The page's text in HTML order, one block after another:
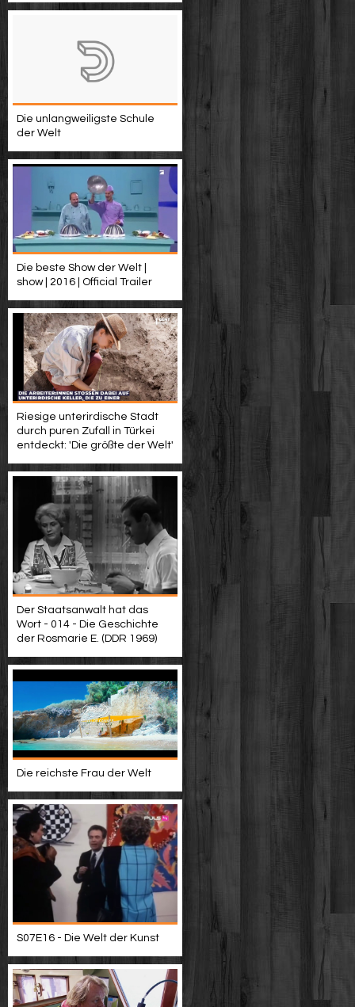
Die unlangweiligste Schule
der Welt
Die beste Show der Welt |
show | 2016 | Official Trailer
Riesige unterirdische Stadt
durch puren Zufall in Türkei
entdeckt: 'Die größte der Welt'
Der Staatsanwalt hat das
Wort - 014 - Die Geschichte
der Rosmarie E. (DDR 1969)
Die reichste Frau der Welt
S07E16 - Die Welt der Kunst